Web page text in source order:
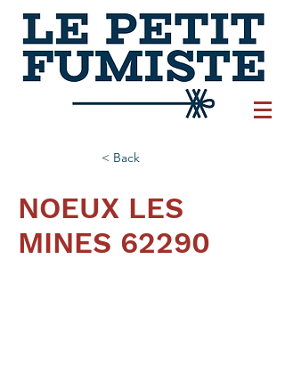
< Back
NOEUX LES
MINES 62290